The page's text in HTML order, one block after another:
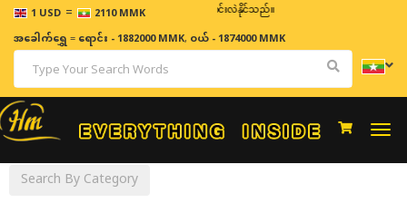
1 USD = 2110 MMK
ဈေးနှုန်းများသည် အချိန်နှင့် အမျှပြောင်းလဲနိုင်သည်။
အခေါက်ရွှေ=ရောင်း - 1882000 MMK, ဝယ် - 1874000 MMK
Search By Category